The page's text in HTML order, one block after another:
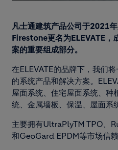
凡士通建筑产品公司于2021
Firestone更名为ELEVATE，
案的重要组成部分。
在ELEVATE的品牌下，我们
的系统产品和解决方案。
屋面系统、住宅屋面系统、种
统、金属墙板、保温、屋面系
主要拥有UltraPlyTM TPO、
和GeoGard EPDM等市场信赖